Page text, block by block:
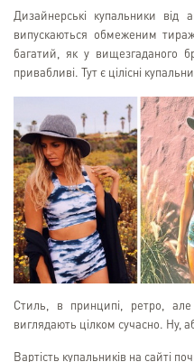
Дизайнерські купальники від
випускаються обмеженим
багатий, як у вищезгаданого
привабливі. Тут є цілісні
Стиль, в принципі, ретро, але
виглядають цілком сучасно. Ну,
Вартість купальників на сайті